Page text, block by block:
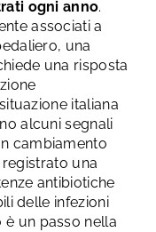
ogni anno.
associati a
una
una risposta
italiana
alcuni segnali
cambiamento
registrato una
antibiotiche
delle infezioni
un passo nella